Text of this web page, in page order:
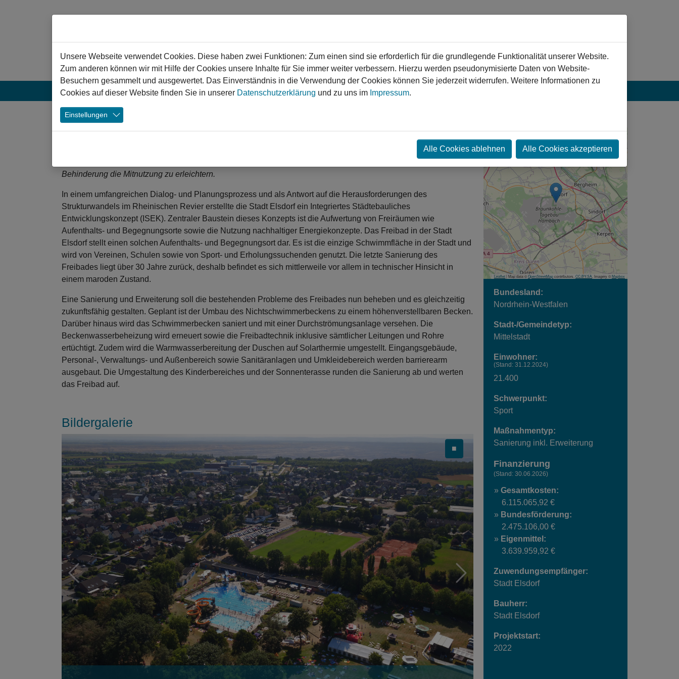
Aktuelles Projekte ❯ Veranstaltungen ❯ Service ❯ Login Kontakt
Elsdorf: Sanierung und Erweiterung eines Freibades
Mit der Sanierung und Erweiterung des Freibades wird ein Sport- und Erholungsraum in der Stadt Elsdorf
Behinderung die Mitnutzung zu erleichtern.
In einem umfangreichen Dialog- und Planungsprozess und als Antwort auf die Herausforderungen des
Strukturwandels im Rheinischen Revier erstellte die Stadt Elsdorf ein Integriertes Städtebauliches
Entwicklungskonzept (ISEK). Zentraler Baustein dieses Konzepts ist die Aufwertung von Freiräumen wie
Aufenthalts- und Begegnungsorte sowie die Nutzung nachhaltiger Energiekonzepte. Das Freibad in der Stadt
Elsdorf stellt einen solchen Aufenthalts- und Begegnungsort dar. Es ist die einzige Schwimmfläche in der Stadt und
wird von Vereinen, Schulen sowie von Sport- und Erholungssuchenden genutzt. Die letzte Sanierung des
Freibades liegt über 30 Jahre zurück, deshalb befindet es sich mittlerweile vor allem in technischer Hinsicht in
einem maroden Zustand.
Eine Sanierung und Erweiterung soll die bestehenden Probleme des Freibades nun beheben und es gleichzeitig
zukunftsfähig gestalten. Geplant ist der Umbau des Nichtschwimmerbeckens zu einem höhenverstellbaren Becken.
Darüber hinaus wird das Schwimmerbecken saniert und mit einer Durchströmungsanlage versehen. Die
Beckenwasserbeheizung wird erneuert sowie die Freibadtechnik inklusive sämtlicher Leitungen und Rohre
ertüchtigt. Zudem wird die Warmwasserbereitung der Duschen auf Solarthermie umgestellt. Eingangsgebäude,
Personal-, Verwaltungs- und Außenbereich sowie Sanitäranlagen und Umkleidebereich werden barrierearm
ausgebaut. Die Umgestaltung des Kinderbereiches und der Sonnenterasse runden die Sanierung ab und werten
das Freibad auf.
Bildergalerie
■
Carousel pausieren oder starten
+
−
Leaflet | Map data © OpenStreetMap contributors, CC-BY-SA, Imagery © Mapbox
Bundesland:
Nordrhein-Westfalen
Stadt-/Gemeindetyp:
Mittelstadt
Einwohner:
(Stand: 31.12.2024)
21.400
Schwerpunkt:
Sport
Maßnahmentyp:
Sanierung inkl. Erweiterung
Finanzierung
(Stand: 30.06.2026)
Gesamtkosten:
6.115.065,92 €
Bundesförderung:
2.475.106,00 €
Eigenmittel:
3.639.959,92 €
Zuwendungsempfänger:
Stadt Elsdorf
Bauherr:
Stadt Elsdorf
Projektstart:
2022
Unsere Webseite verwendet Cookies. Diese haben zwei Funktionen: Zum einen sind sie erforderlich für die grundlegende Funktionalität unserer Website.
Zum anderen können wir mit Hilfe der Cookies unsere Inhalte für Sie immer weiter verbessern. Hierzu werden pseudonymisierte Daten von Website-
Besuchern gesammelt und ausgewertet. Das Einverständnis in die Verwendung der Cookies können Sie jederzeit widerrufen. Weitere Informationen zu
Cookies auf dieser Website finden Sie in unserer Datenschutzerklärung und zu uns im Impressum.
Einstellungen
Alle Cookies ablehnen Alle Cookies akzeptieren